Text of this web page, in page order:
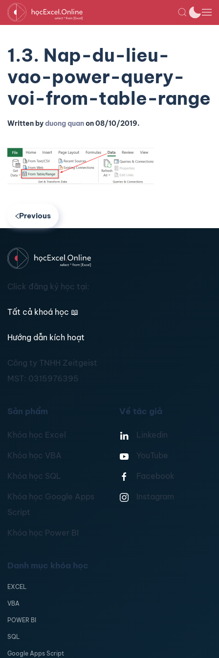
1.3. Nap-du-lieu-
vao-power-query-
voi-from-table-range
Written byduong quanon08/10/2019.
Previous
Click đăng ký học tại:
Tất cả khoá học 📖
Hướng dẫn kích hoạt
Công ty TNHH Zeitgeist
MST: 0315976395
Sản phẩm
Khóa học Excel
Khóa học VBA
Khóa học SQL
Khóa học Google Apps
Script
Khóa học Power BI
Về tác giả
Linkedin
YouTube
Facebook
Instagram
Danh mục khóa học
EXCEL
VBA
POWER BI
SQL
Google Apps Script